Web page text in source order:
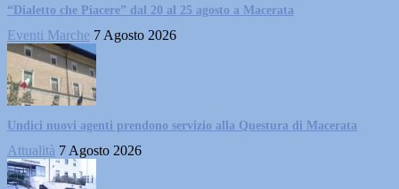
“Dialetto che Piacere” dal 20 al 25 agosto a Macerata
Eventi Marche 7 Agosto 2026
Undici nuovi agenti prendono servizio alla Questura di Macerata
Attualità 7 Agosto 2026